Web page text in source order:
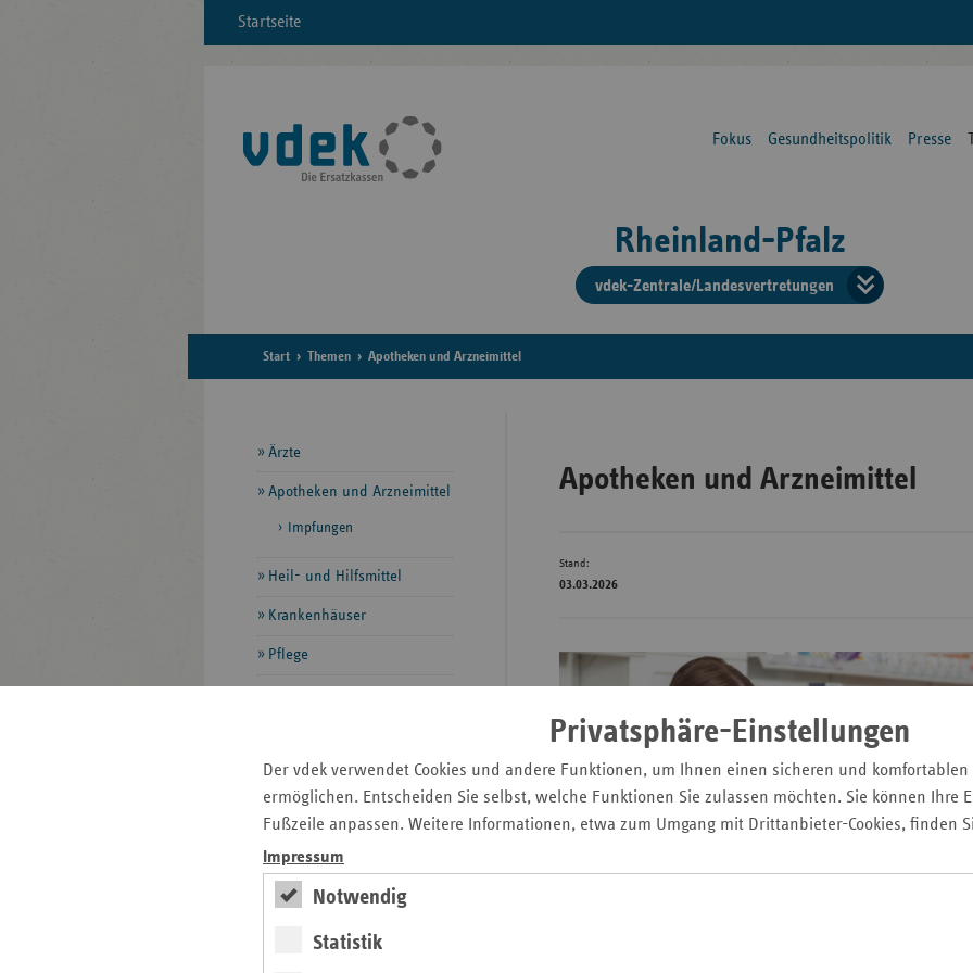
Privatsphäre-Einstellungen
Der vdek verwendet Cookies und andere Funktionen, um Ihnen einen sicheren und
ermöglichen. Entscheiden Sie selbst, welche Funktionen Sie zulassen möchten. Sie können Ihre
Fußzeile anpassen. Weitere Informationen, etwa zum Umgang mit Drittanbieter-Cookies, finden
Impressum
Notwendig
Statistik
Startseite
Fokus Gesundheitspolitik Presse
Rheinland-Pfalz
vdek-Zentrale/Landesvertretungen
der
Start Themen Apotheken und Arzneimittel
Apotheken und Arzneimittel
Stand:
03.03.2026
Seitennavigation
Ärzte
Apotheken und Arzneimittel
Impfungen
Heil- und Hilfsmittel
Krankenhäuser
Pflege
Selbsthilfeförderung
Vorsorge und Rehabilitation
Zahnärzte
Seitenleiste
Auf einen Blick